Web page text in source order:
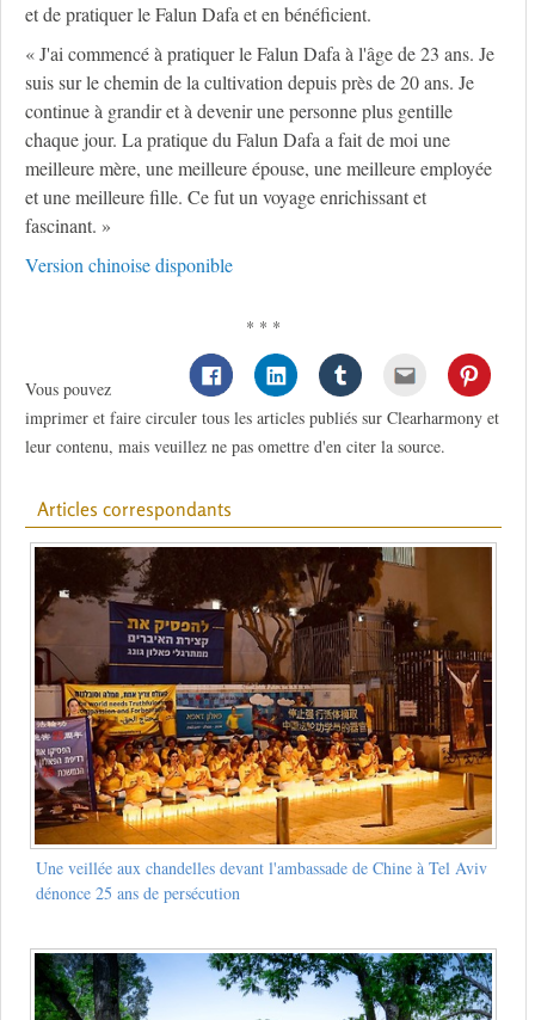
et de pratiquer le Falun Dafa et en bénéficient.
« J'ai commencé à pratiquer le Falun Dafa à l'âge de 23 ans. Je
suis sur le chemin de la cultivation depuis près de 20 ans. Je
continue à grandir et à devenir une personne plus gentille
chaque jour. La pratique du Falun Dafa a fait de moi une
meilleure mère, une meilleure épouse, une meilleure employée
et une meilleure fille. Ce fut un voyage enrichissant et
fascinant. »
Version chinoise disponible
* * *
Vous pouvez
imprimer et faire circuler tous les articles publiés sur Clearharmony et
leur contenu, mais veuillez ne pas omettre d'en citer la source.
Articles correspondants
Une veillée aux chandelles devant l'ambassade de Chine à Tel Aviv
dénonce 25 ans de persécution